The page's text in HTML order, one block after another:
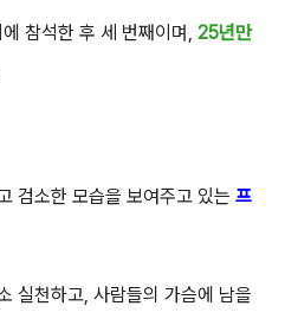
참석한 후 세 번째이며, 25년만
검소한 모습을 보여주고 있는 프
실천하고, 사람들의 가슴에 남을